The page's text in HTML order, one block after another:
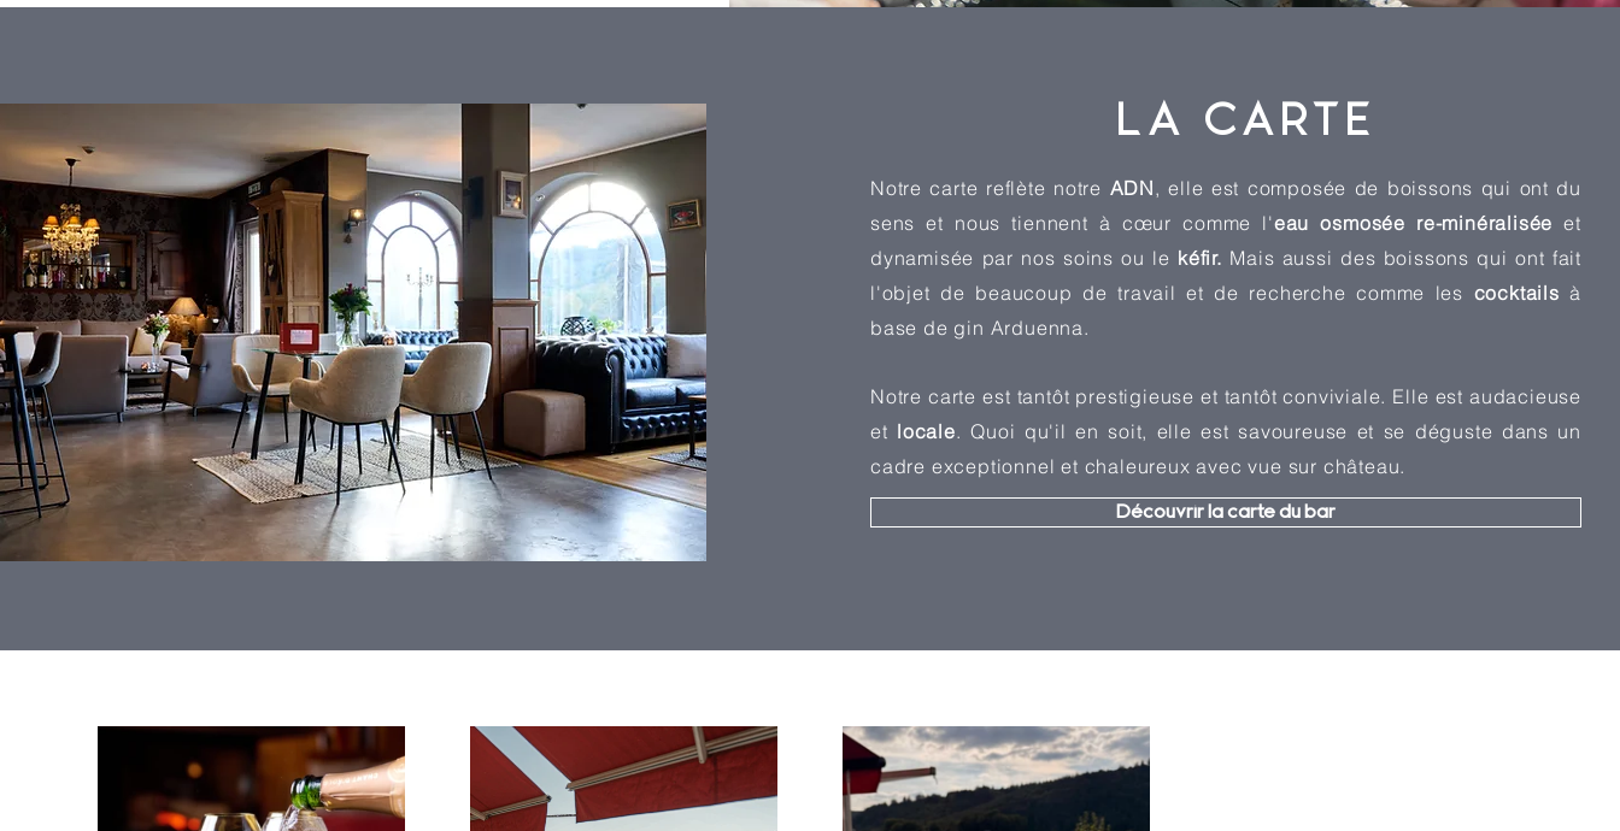
LA CARTE
Notre carte reflète notre ADN, elle est composée de boissons qui ont du
sens et nous tiennent à cœur comme l'eau osmosée re-minéralisée et
dynamisée par nos soins ou le kéfir. Mais aussi des boissons qui ont fait
l'objet de beaucoup de travail et de recherche comme les cocktails à
base de gin Arduenna.
Notre carte est tantôt prestigieuse et tantôt conviviale. Elle est audacieuse
et locale. Quoi qu'il en soit, elle est savoureuse et se déguste dans un
cadre exceptionnel et chaleureux avec vue sur château.
Découvrir la carte du bar